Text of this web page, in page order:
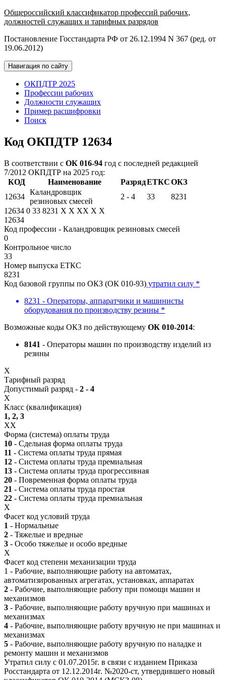
Общероссийский классификатор профессий рабочих,
должностей служащих и тарифных разрядов
Постановление Госстандарта РФ от 26.12.1994 N 367 (ред. от
19.06.2012)
Навигация по сайту
ОКПДТР 2025
Профессии рабочих
Должности служащих
Пример расшифровки
Поиск
Код ОКПДТР 12634
В соответствии с ОК 016-94 год с последней редакцией
7/2012 ОКПДТР на 2025 год:
КОД
Наименование РазрядЕТКСОКЗ
12634
Каландровщик
резиновых смесей
2 - 4 33
8231
12634 0 33 8231 X X XX X X
12634
Код профессии - Каландровщик резиновых смесей
0
Контрольное число
33
Номер выпуска ЕТКС
8231
Код базовой группы по ОКЗ (ОК 010-93) утратил силу *
8231 - Операторы, аппаратчики и машинисты
оборудования по производству резины *
Возможные коды ОКЗ по действующему ОК 010-2014:
8141 - Операторы машин по производству изделий из
резины
X
Тарифный разряд
Допустимый разряд - 2 - 4
X
Класс (квалификация)
1, 2, 3
XX
Форма (система) оплаты труда
10 - Сдельная форма оплаты труда
11 - Система оплаты труда прямая
12 - Система оплаты труда премиальная
13 - Система оплаты труда прогрессивная
20 - Повременная форма оплаты труда
21 - Система оплаты труда простая
22 - Система оплаты труда премиальная
X
Фасет код условий труда
1 - Нормальные
2 - Тяжелые и вредные
3 - Особо тяжелые и особо вредные
X
Фасет код степени механизации труда
1 - Рабочие, выполняющие работу на автоматах,
автоматизированных агрегатах, установках, аппаратах
2 - Рабочие, выполняющие работу при помощи машин и
механизмов
3 - Рабочие, выполняющие работу вручную при машинах и
механизмах
4 - Рабочие, выполняющие работу вручную не при машинах и
механизмах
5 - Рабочие, выполняющие работу вручную по наладке и
ремонту машин и механизмов
Утратил силу с 01.07.2015г. в связи с изданием Приказа
Росстандарта от 12.12.2014г. №2020-ст, утвердившего новый